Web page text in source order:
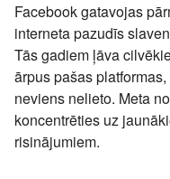
Facebook gatavojas
interneta pazudīs
Tās gadiem ļāva
ārpus pašas
neviens nelieto. Meta
koncentrēties uz
risinājumiem.